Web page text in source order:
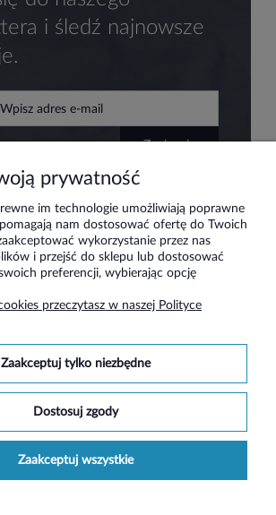
i śledź najnowsze
zapisz się
Pomoc
O nas
Social media
prywatność
im technologie umożliwiają poprawne
nam dostosować ofertę do Twoich
wykorzystanie przez nas
i przejść do sklepu lub dostosować
preferencji, wybierając opcję
przeczytasz w naszej Polityce
zaakceptuj tylko niezbędne
dostosuj zgody
zaakceptuj wszystkie